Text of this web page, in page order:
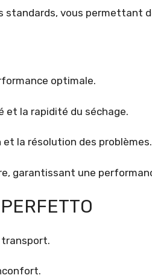
standards, vous permettant
optimale.
et la rapidité du séchage.
la résolution des problèmes.
garantissant une
transport.